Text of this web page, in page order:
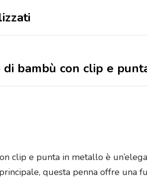
di bambù con clip e
clip e punta in metallo è
questa penna offre una